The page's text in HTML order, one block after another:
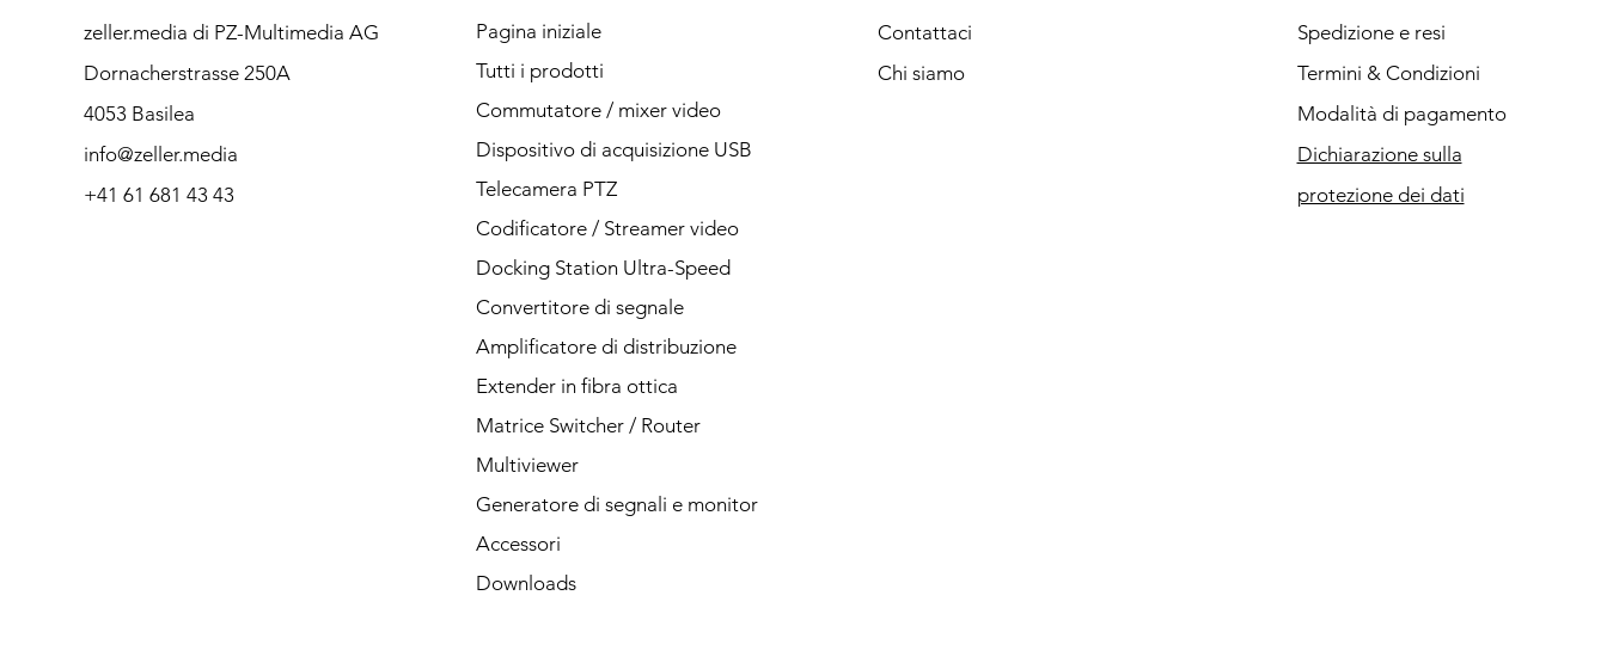
Ho bisogno di aiuto?
Contattaci per
qualsiasi domanda
tramite telefono o
zeller.media di PZ-Multimedia AG
Dornacherstrasse 250A
4053 Basilea
info@zeller.media
+41 61 681 43 43
Pagina iniziale
Tutti i prodotti
Commutatore / mixer video
Dispositivo di acquisizione USB
Telecamera PTZ
Codificatore / Streamer video
Docking Station Ultra-Speed
Convertitore di segnale
Amplificatore di distribuzione
Extender in fibra ottica
Matrice Switcher / Router
Multiviewer
Generatore di segnali e monitor
Accessori
Downloads
Contattaci
Chi siamo
Spedizione e resi
Termini & Condizioni
Modalità di pagamento
Dichiarazione sulla
protezione dei dati